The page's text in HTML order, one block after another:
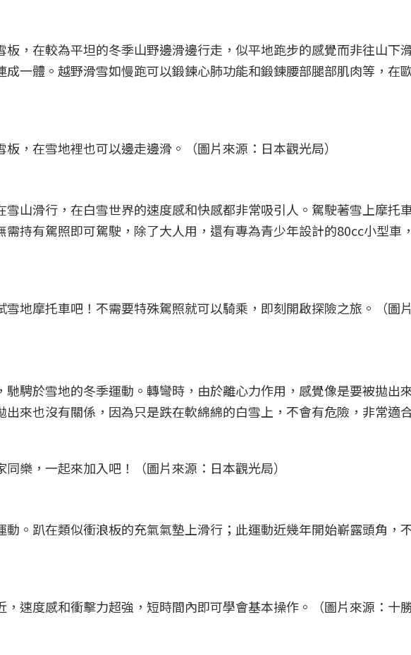
，在較為平坦的冬季山野邊滑邊行走，似平地跑步的感覺而非往山下
一體。越野滑雪如慢跑可以鍛鍊心肺功能和鍛鍊腰部腿部肌肉等，在
，在雪地裡也可以邊走邊滑。（圖片來源：日本觀光局）
山滑行，在白雪世界的速度感和快感都非常吸引人。駕駛著雪上摩托
持有駕照即可駕駛，除了大人用，還有專為青少年設計的80cc小型車
地摩托車吧！不需要特殊駕照就可以騎乘，即刻開啟探險之旅。（圖
騁於雪地的冬季運動。轉彎時，由於離心力作用，感覺像是要被拋出
來也沒有關係，因為只是跌在軟綿綿的白雪上，不會有危險，非常適
樂，一起來加入吧！（圖片來源：日本觀光局）
。趴在類似衝浪板的充氣氣墊上滑行；此運動近幾年開始嶄露頭角，
速度感和衝擊力超強，短時間內即可學會基本操作。（圖片來源：十勝